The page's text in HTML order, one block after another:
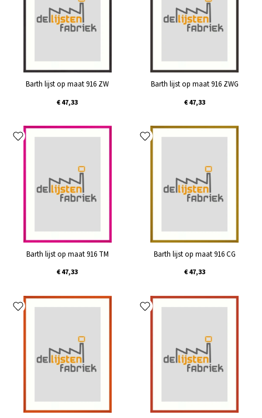
Barth lijst op maat 916 ZW
€ 47,33
Barth lijst op maat 916 ZWG
€ 47,33
Barth lijst op maat 916 TM
€ 47,33
Barth lijst op maat 916 CG
€ 47,33